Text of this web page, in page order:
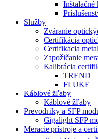
Inštalačné
Služby
Zváranie
Certifikácia
Certifikácia
Zapožičanie
Kalibrácia
TREND
FLUKE
Káblové žľaby
Káblové žľaby
Prevodníky a SFP
Gigalight SFP
Meracie prístroje a